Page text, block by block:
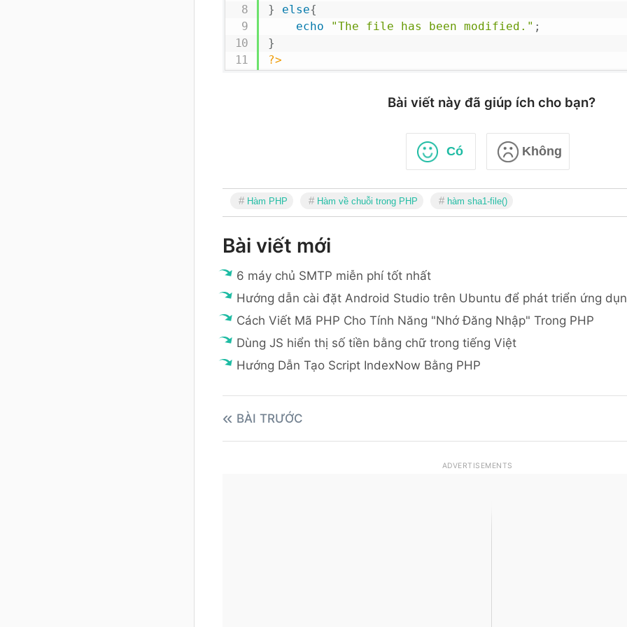
} else{
echo
"The file has been modified." ;
}
?>
Bài viết này đã giúp ích cho bạn?
Có Không
Hàm PHP Hàm về chuỗi trong PHP hàm sha1-file()
Bài viết mới
6 máy chủ SMTP miễn phí tốt nhất
Hướng dẫn cài đặt Android Studio trên Ubuntu để phát triển ứng
Cách Viết Mã PHP Cho Tính Năng "Nhớ Đăng Nhập" Trong PHP
Dùng JS hiển thị số tiền bằng chữ trong tiếng Việt
Hướng Dẫn Tạo Script IndexNow Bằng PHP
BÀI TRƯỚC
ADVERTISEMENTS